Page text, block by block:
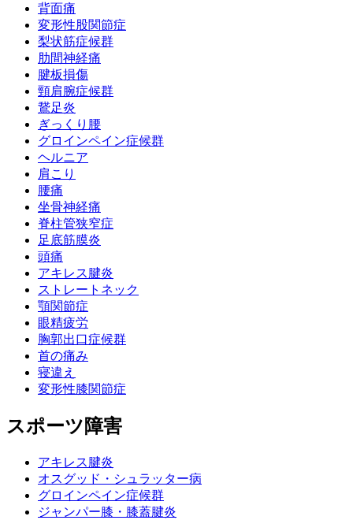
背面痛
変形性股関節症
梨状筋症候群
肋間神経痛
腱板損傷
頸肩腕症候群
鵞足炎
ぎっくり腰
グロインペイン症候群
ヘルニア
肩こり
腰痛
坐骨神経痛
脊柱管狭窄症
足底筋膜炎
頭痛
アキレス腱炎
ストレートネック
顎関節症
眼精疲労
胸郭出口症候群
首の痛み
寝違え
変形性膝関節症
スポーツ障害
アキレス腱炎
オスグッド・シュラッター病
グロインペイン症候群
ジャンパー膝・膝蓋腱炎